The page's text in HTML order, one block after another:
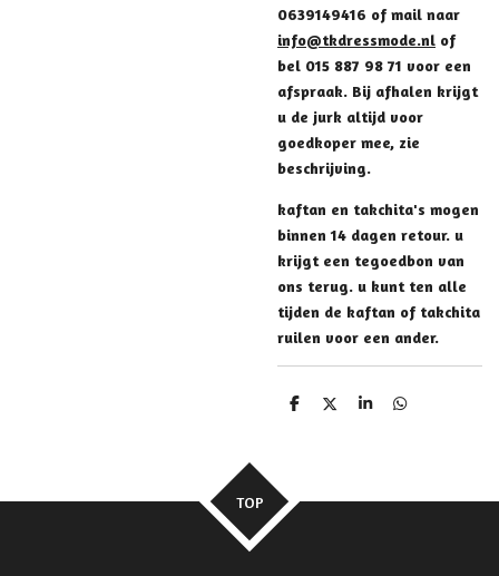
0639149416 of mail naar
info@tkdressmode.nl of
bel 015 887 98 71 voor een
afspraak. Bij afhalen krijgt
u de jurk altijd voor
goedkoper mee, zie
beschrijving.
kaftan en takchita's mogen
binnen 14 dagen retour. u
krijgt een tegoedbon van
ons terug. u kunt ten alle
tijden de kaftan of takchita
ruilen voor een ander.
D
D
S
D
TOP